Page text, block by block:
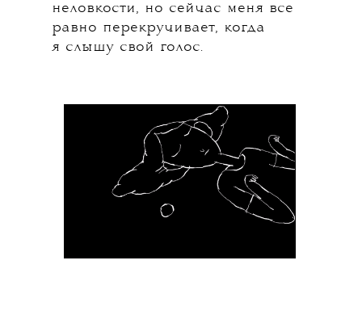
неловкости, но сейчас меня все
равно перекручивает, когда
я слышу свой голос.